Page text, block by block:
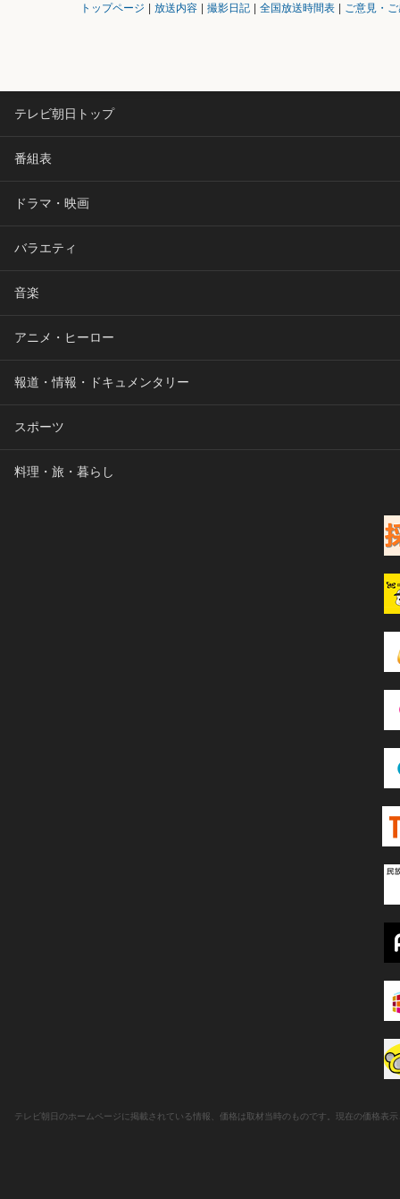
トップページ 放送内容 撮影日記 全国放送時間表 ご意見・
テレビ朝日トップ
番組表
ドラマ・映画
バラエティ
音楽
アニメ・ヒーロー
報道・情報・ドキュメンタリー
スポーツ
料理・旅・暮らし
テレビ朝日のホームページに掲載されている情報、価格は取材当時のものです。現在の価格表